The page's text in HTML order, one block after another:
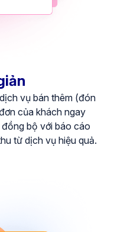
vụ bán thêm (đón
của khách ngay
bộ với báo cáo
từ dịch vụ hiệu quả.